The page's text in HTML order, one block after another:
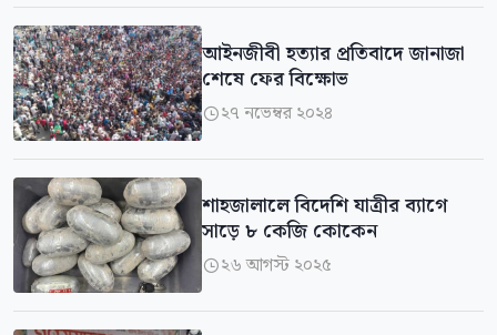
আইনজীবী হত্যার প্রতিবাদে জানাজা
শেষে ফের বিক্ষোভ
২৭ নভেম্বর ২০২৪
শাহজালালে বিদেশি যাত্রীর ব্যাগে
সাড়ে ৮ কেজি কোকেন
২৬ আগস্ট ২০২৫